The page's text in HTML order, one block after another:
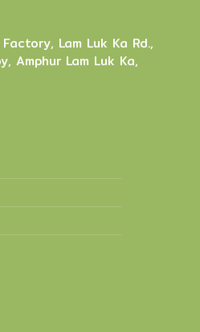
Lam Luk Ka Rd.,
Amphur Lam Luk Ka,